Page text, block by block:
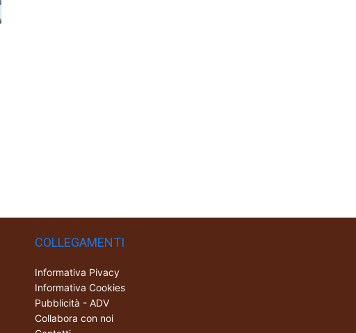
COLLEGAMENTI
Informativa Pivacy
Informativa Cookies
Pubblicità - ADV
Collabora con noi